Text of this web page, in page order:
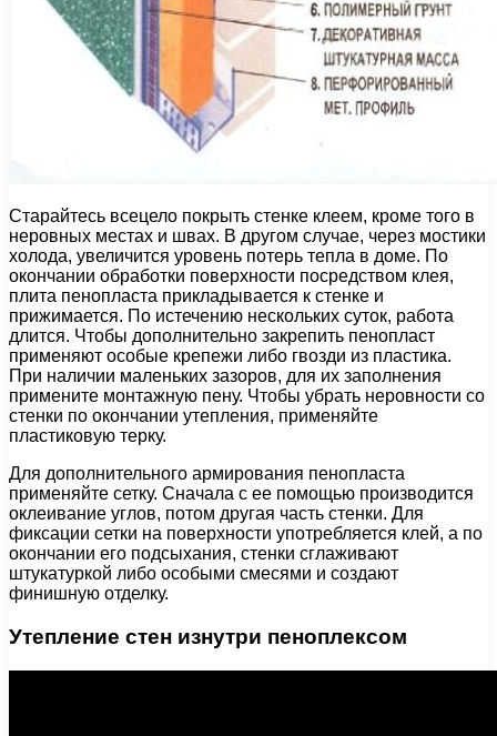
Старайтесь всецело покрыть стенке клеем, кроме того в
неровных местах и швах. В другом случае, через мостики
холода, увеличится уровень потерь тепла в доме. По
окончании обработки поверхности посредством клея,
плита пенопласта прикладывается к стенке и
прижимается. По истечению нескольких суток, работа
длится. Чтобы дополнительно закрепить пенопласт
применяют особые крепежи либо гвозди из пластика.
При наличии маленьких зазоров, для их заполнения
примените монтажную пену. Чтобы убрать неровности со
стенки по окончании утепления, применяйте
пластиковую терку.
Для дополнительного армирования пенопласта
применяйте сетку. Сначала с ее помощью производится
оклеивание углов, потом другая часть стенки. Для
фиксации сетки на поверхности употребляется клей, а по
окончании его подсыхания, стенки сглаживают
штукатуркой либо особыми смесями и создают
финишную отделку.
Утепление стен изнутри пеноплексом